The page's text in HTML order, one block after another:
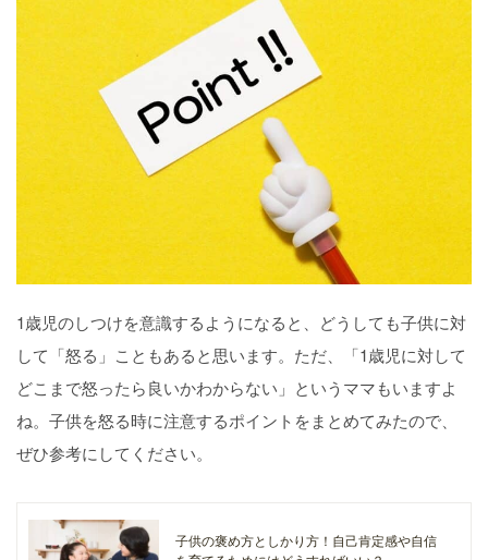
1歳児のしつけを意識するようになると、どうしても子供に対
して「怒る」こともあると思います。ただ、「1歳児に対して
どこまで怒ったら良いかわからない」というママもいますよ
ね。子供を怒る時に注意するポイントをまとめてみたので、
ぜひ参考にしてください。
子供の褒め方としかり方！自己肯定感や自信